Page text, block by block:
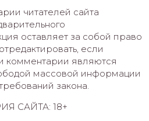
читателей сайта
оставляет за собой право
если
комментарии являются
массовой информации
закона.
САЙТА: 18+